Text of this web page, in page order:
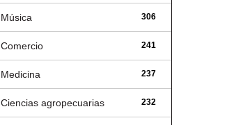
306
Música
241
Comercio
237
Medicina
232
Ciencias agropecuarias